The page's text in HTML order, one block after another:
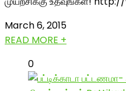
March 6, 2015
READ MORE +
0